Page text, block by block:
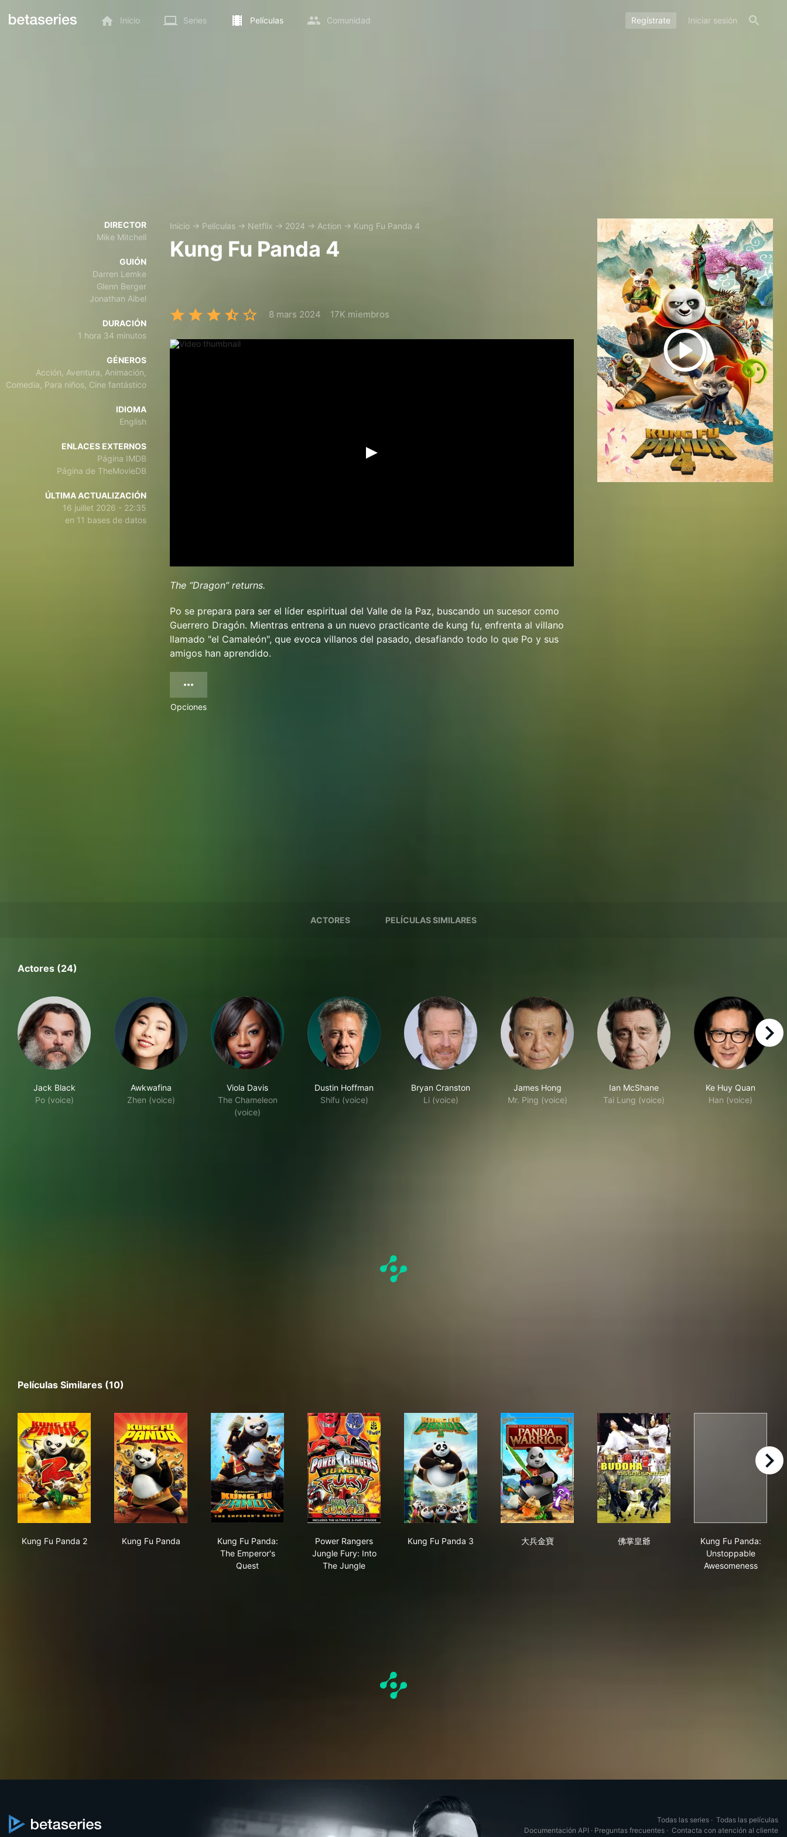
Inicio Series Películas Comunidad Regístrate Iniciar sesión
DIRECTOR
Mike Mitchell
GUIÓN
Darren Lemke
Glenn Berger
Jonathan Aibel
DURACIÓN
1 hora 34 minutos
GÉNEROS
Acción, Aventura, Animación,
Comedia, Para niños, Cine fantástico
IDIOMA
English
ENLACES EXTERNOS
Página IMDB
Página de TheMovieDB
ÚLTIMA ACTUALIZACIÓN
16 juillet 2026 - 22:35
en 11 bases de datos
Inicio → Películas → Netflix → 2024 → Action → Kung Fu Panda 4
Kung Fu Panda 4
8 mars 2024 17K miembros
The “Dragon” returns.
Po se prepara para ser el líder espiritual del Valle de la Paz, buscando un sucesor como
Guerrero Dragón. Mientras entrena a un nuevo practicante de kung fu, enfrenta al villano
llamado "el Camaleón", que evoca villanos del pasado, desafiando todo lo que Po y sus
amigos han aprendido.
Opciones
ACTORES PELÍCULAS SIMILARES
Actores (24)
Jack Black
Po (voice)
Awkwafina
Zhen (voice)
Viola Davis
The Chameleon
(voice)
Dustin Hoffman
Shifu (voice)
Bryan Cranston
Li (voice)
James Hong
Mr. Ping (voice)
Ian McShane
Tai Lung (voice)
Ke Huy Quan
Han (voice)
right
Películas Similares (10)
Kung Fu Panda 2
Kung Fu Panda
Kung Fu Panda:
The Emperor's
Quest
Power Rangers
Jungle Fury: Into
The Jungle
Kung Fu Panda 3
大兵金寶
佛掌皇爺
Kung Fu Panda:
Unstoppable
Awesomeness
right
Todas las series · Todas las películas
Documentación API · Preguntas frecuentes · Contacta con atención al cliente